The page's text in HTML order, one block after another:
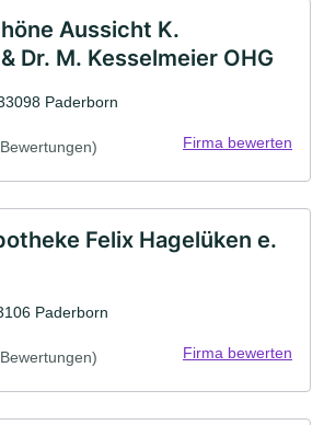
Aussicht K.
Dr. M. Kesselmeier OHG
Paderborn
Firma bewerten
Felix Hagelüken e.
Paderborn
Firma bewerten